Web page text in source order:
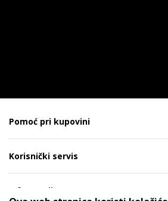
Pomoć pri kupovini
Korisnički servis
Informacije